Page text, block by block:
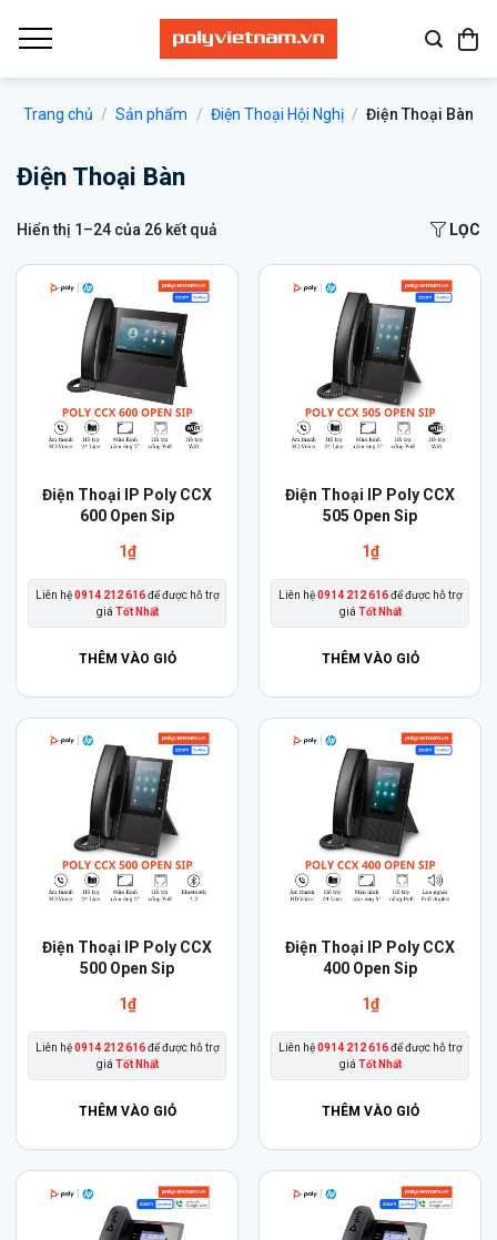
qua
Trang chủ / Sản phẩm / Điện Thoại Hội Nghị / Điện Thoại Bàn
Điện Thoại Bàn
Hiển thị 1–24 của 26 kết quả LỌC
Điện Thoại IP Poly CCX
600 Open Sip
1₫
Liên hệ0914 212 616để được hỗ trợ
giá Tốt Nhất
THÊM VÀO GIỎ
Điện Thoại IP Poly CCX
505 Open Sip
1₫
Liên hệ0914 212 616để được hỗ trợ
giá Tốt Nhất
THÊM VÀO GIỎ
Điện Thoại IP Poly CCX
500 Open Sip
1₫
Liên hệ0914 212 616để được hỗ trợ
giá Tốt Nhất
THÊM VÀO GIỎ
Điện Thoại IP Poly CCX
400 Open Sip
1₫
Liên hệ0914 212 616để được hỗ trợ
giá Tốt Nhất
THÊM VÀO GIỎ